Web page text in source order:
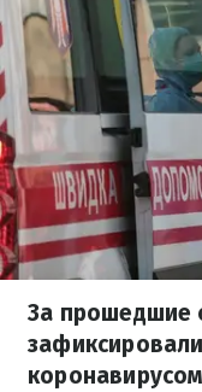
За прошедшие